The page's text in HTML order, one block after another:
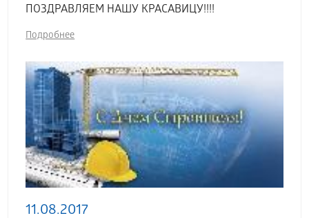
ПОЗДРАВЛЯЕМ НАШУ КРАСАВИЦУ!!!!
Подробнее
11.08.2017